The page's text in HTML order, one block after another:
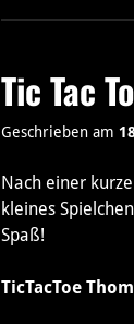
Tic Tac
Geschrieben am
Nach einer
kleines
Spaß!
TicTacToe